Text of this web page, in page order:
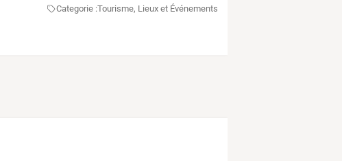
Categorie :Tourisme, Lieux et Événements